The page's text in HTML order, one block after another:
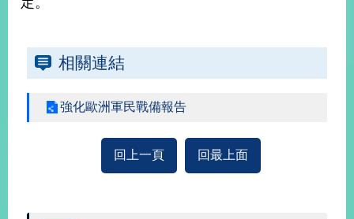
與
國
際
播
訊
相關連結
強化歐洲軍民戰備報告
回上一頁 回最上面